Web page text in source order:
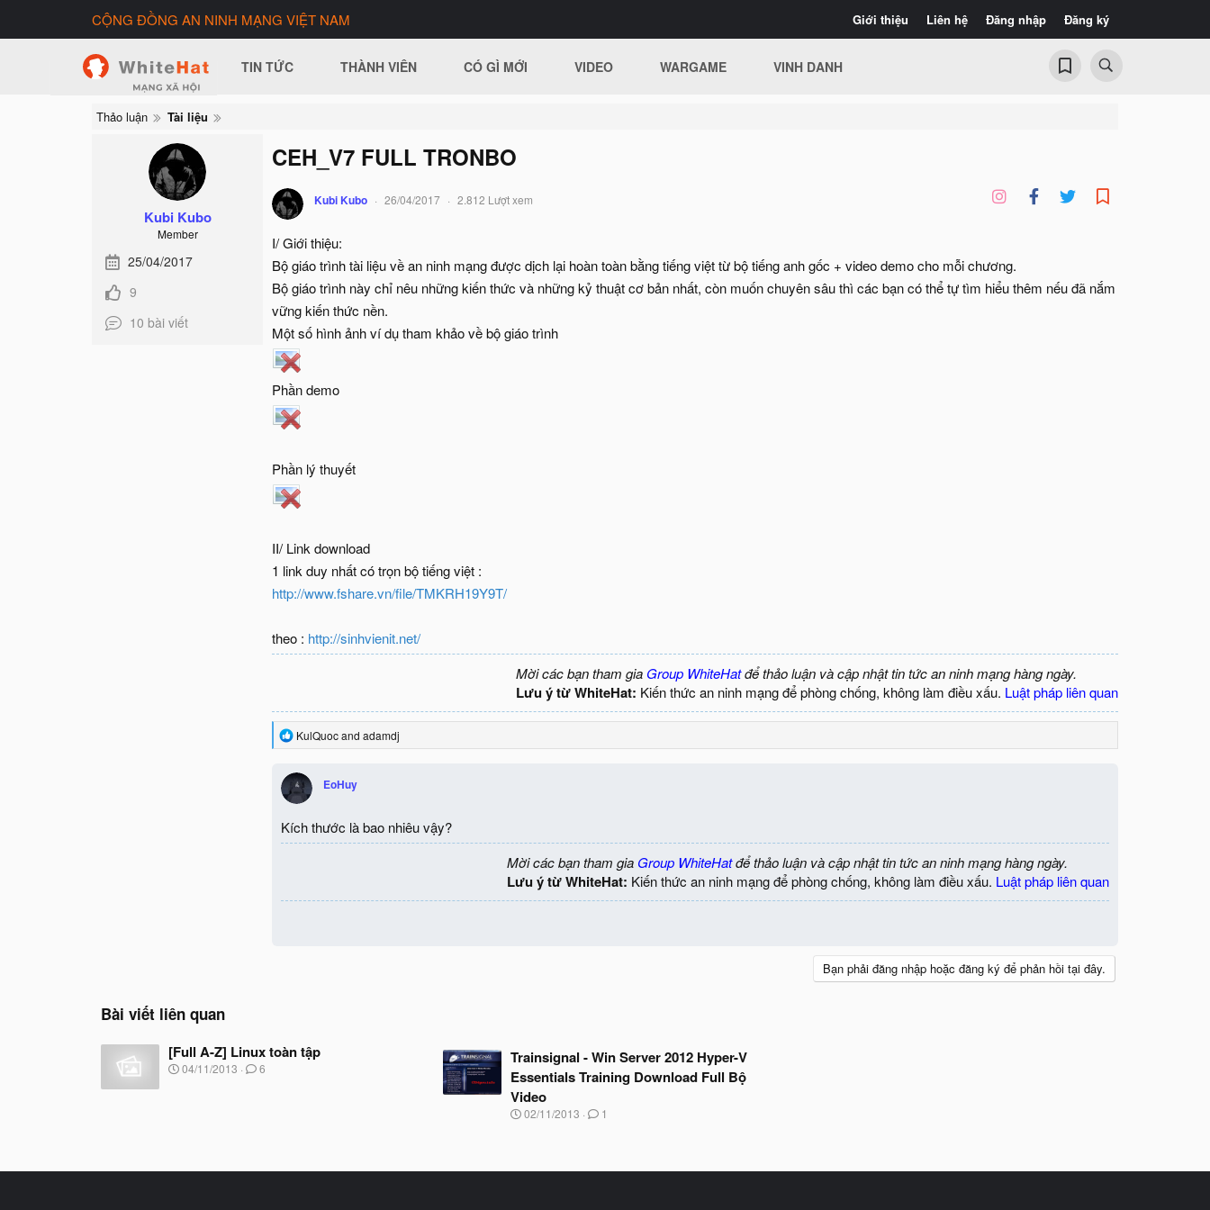
Giới thiệu Liên hệ Đăng nhập Đăng ký
CỘNG ĐỒNG AN NINH MẠNG VIỆT NAM
TIN TỨC THÀNH VIÊN CÓ GÌ MỚI VIDEO WARGAME VINH DANH
Thảo luận Tài liệu
Kubi Kubo
Member
25/04/2017
9
10 bài viết
CEH_V7 FULL TRONBO
Kubi Kubo 26/04/2017 2.812 Lượt xem
I/ Giới thiệu:
Bộ giáo trình tài liệu về an ninh mạng được dịch lại hoàn toàn bằng tiếng việt từ bộ tiếng anh gốc + video demo cho mỗi chương.
Bộ giáo trình này chỉ nêu những kiến thức và những kỷ thuật cơ bản nhất, còn muốn chuyên sâu thì các bạn có thể tự tìm hiểu thêm nếu đã nắm
vững kiến thức nền.
Một số hình ảnh ví dụ tham khảo về bộ giáo trình
Phần demo
Phần lý thuyết
II/ Link download
1 link duy nhất có trọn bộ tiếng việt :
http://www.fshare.vn/file/TMKRH19Y9T/
theo : http://sinhvienit.net/
Mời các bạn tham gia Group WhiteHatđể thảo luận và cập nhật tin tức an ninh mạng hàng ngày.
Lưu ý từ WhiteHat: Kiến thức an ninh mạng để phòng chống, không làm điều xấu. Luật pháp liên quan
R
e
c
t
i
n
s
KulQuocand adamdj
EoHuy
Kích thước là bao nhiêu vậy?
Mời các bạn tham gia Group WhiteHatđể thảo luận và cập nhật tin tức an ninh mạng hàng ngày.
Lưu ý từ WhiteHat: Kiến thức an ninh mạng để phòng chống, không làm điều xấu. Luật pháp liên quan
Bạn phải đăng nhập hoặc đăng ký để phản hồi tại đây.
Bài viết liên quan
[Full A-Z] Linux toàn tập
N
đ
04/11/2013 6
Trainsignal - Win Server 2012 Hyper-V
Essentials Training Download Full Bộ
Video
N
b
02/11/2013 1